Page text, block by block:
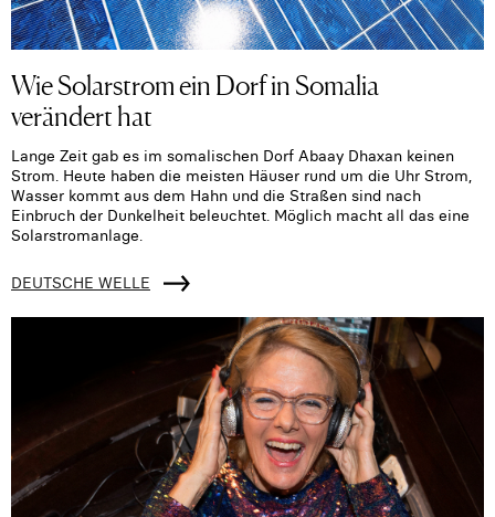
Wie Solarstrom ein Dorf in Somalia
verändert hat
Lange Zeit gab es im somalischen Dorf Abaay Dhaxan keinen
Strom. Heute haben die meisten Häuser rund um die Uhr Strom,
Wasser kommt aus dem Hahn und die Straßen sind nach
Einbruch der Dunkelheit beleuchtet. Möglich macht all das eine
Solarstromanlage.
DEUTSCHE WELLE